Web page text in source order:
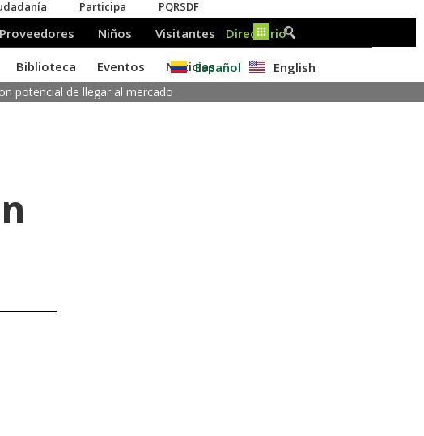
Español English
potencial de llegar al mercado